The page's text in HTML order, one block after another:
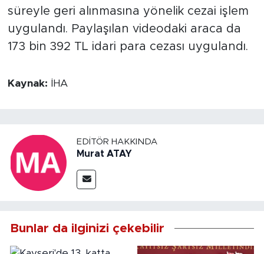
süreyle geri alınmasına yönelik cezai işlem
uygulandı. Paylaşılan videodaki araca da
173 bin 392 TL idari para cezası uygulandı.
Kaynak: İHA
EDITÖR HAKKINDA
Murat ATAY
Bunlar da ilginizi çekebilir